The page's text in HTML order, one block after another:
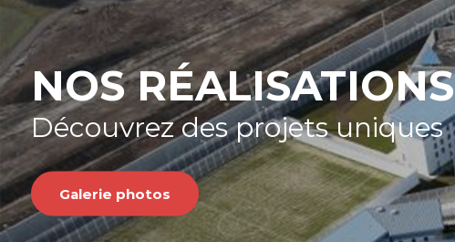
NOS RÉALISATIONS
Découvrez des projets uniques
Galerie photos